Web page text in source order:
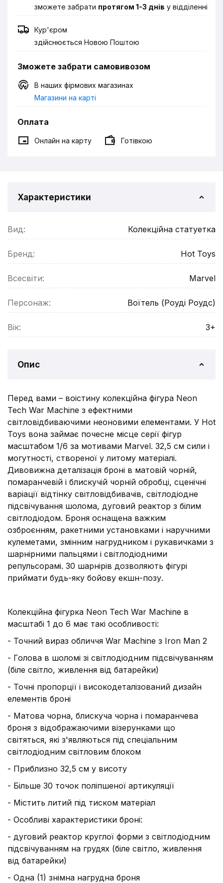
зможете забрати протягом 1-3 днів у відділенні
Кур'єром
здійснюється Новою Поштою
Зможете забрати самовивозом
В наших фірмових магазинах
Магазини на карті
Оплата
Онлайн на карту Готівкою
Характеристики
Вид: Колекційна статуетка
Бренд: Hot Toys
Всесвіти: Marvel
Персонаж: Воїтель (Роуді Роудс)
Вік: 3+
Опис
Перед вами – воістину колекційна фігура Neon
Tech War Machine з ефектними
світловідбиваючими неоновими елементами. У Hot
Toys вона займає почесне місце серії фігур
масштабом 1/6 за мотивами Marvel. 32,5 см сили і
могутності, створеної у литому матеріалі.
Дивовижна деталізація броні в матовій чорній,
помаранчевій і блискучій чорній обробці, сценічні
варіації відтінку світловідбивачів, світлодіодне
підсвічування шолома, дуговий реактор з білим
світлодіодом. Броня оснащена важким
озброєнням, ракетними установками і наручними
кулеметами, змінним нагрудником і рукавичками з
шарнірними пальцями і світлодіодними
репульсорамі. 30 шарнірів дозволяють фігурі
приймати будь-яку бойову екшн-позу.
Колекційна фігурка Neon Tech War Machine в
масштабі 1 до 6 має такі особливості:
- Точний вираз обличчя War Machine з Iron Man 2
- Голова в шоломі зі світлодіодним підсвічуванням
(біле світло, живлення від батарейки)
- Точні пропорції і високодеталізований дизайн
елементів броні
- Матова чорна, блискуча чорна і помаранчева
броня з відображаючими візерунками що
світяться, які з'являються під спеціальним
світлодіодним світловим блоком
- Приблизно 32,5 см у висоту
- Більше 30 точок поліпшеної артикуляції
- Містить литий під тиском матеріал
- Особливі характеристики броні:
- дуговий реактор круглої форми з світлодіодним
підсвічуванням на грудях (біле світло, живлення
від батарейки)
- Одна (1) знімна нагрудна броня